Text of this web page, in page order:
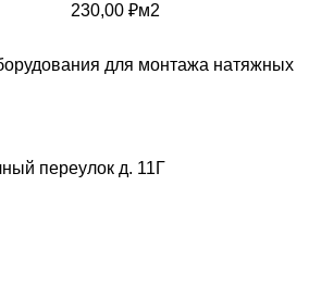
230,00 ₽м2
для монтажа натяжных
переулок д. 11Г